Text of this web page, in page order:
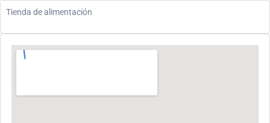
Tienda de alimentación